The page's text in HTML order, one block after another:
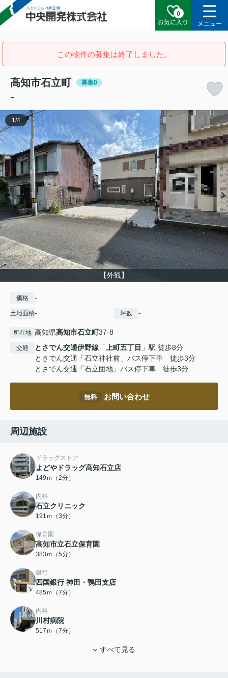
0
お気に入り
メニュー
この物件の募集は終了しました。
高知市石立町 募集0
-
【外観】
1 /4
価格 -
土地面積- 坪数 -
所在地 高知県高知市石立町37-8
交通 とさでん交通伊野線 「 上町五丁目 」駅 徒歩8分
とさでん交通「石立神社前」バス停下車 徒歩3分
とさでん交通「石立団地」バス停下車 徒歩3分
無料 お問い合わせ
周辺施設
ドラッグストア
よどやドラッグ高知石立店
149ｍ（2分）
内科
石立クリニック
191ｍ（3分）
保育園
高知市立石立保育園
383ｍ（5分）
銀行
四国銀行 神田・鴨田支店
485ｍ（7分）
内科
川村病院
517ｍ（7分）
すべて見る